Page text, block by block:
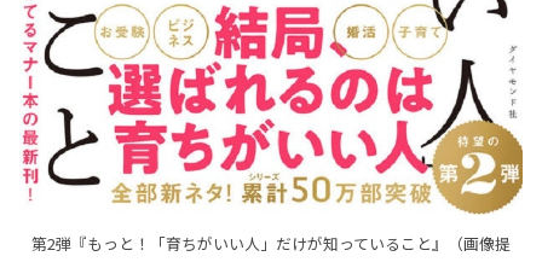
第2弾『もっと！「育ちがいい人」だけが知っていること』（画像提